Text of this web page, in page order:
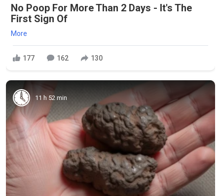
No Poop For More Than 2 Days - It's The
First Sign Of
More
177 162 130
11 h 52 min